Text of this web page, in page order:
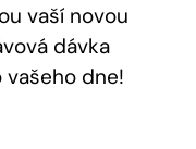
vaší novou
dávka
dne!